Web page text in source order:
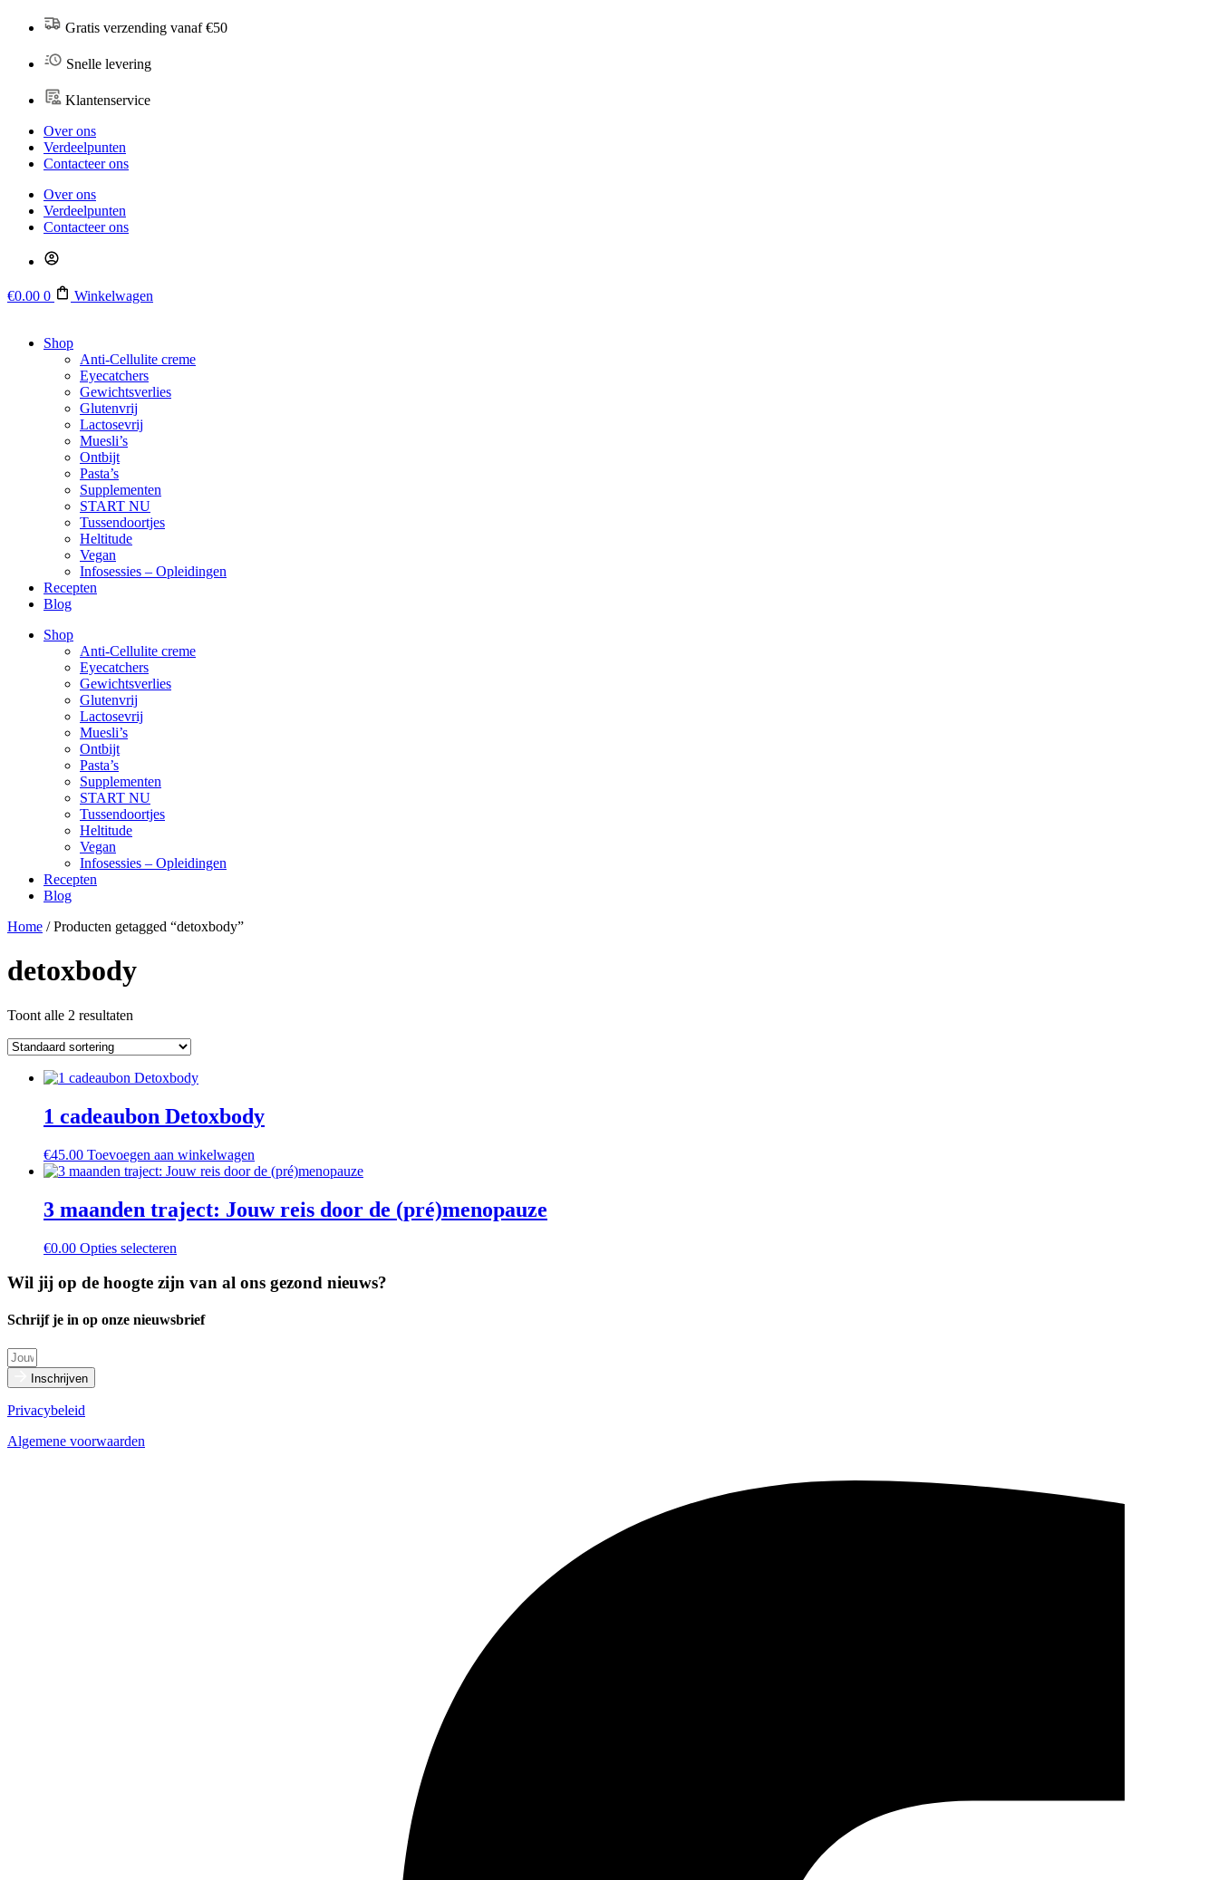
inhoud
Gratis verzending vanaf €50
Snelle levering
Klantenservice
Over ons
Verdeelpunten
Contacteer ons
Over ons
Verdeelpunten
Contacteer ons
€0.00 0 Winkelwagen
Shop
Anti-Cellulite creme
Eyecatchers
Gewichtsverlies
Glutenvrij
Lactosevrij
Muesli’s
Ontbijt
Pasta’s
Supplementen
START NU
Tussendoortjes
Heltitude
Vegan
Infosessies – Opleidingen
Recepten
Blog
Shop
Anti-Cellulite creme
Eyecatchers
Gewichtsverlies
Glutenvrij
Lactosevrij
Muesli’s
Ontbijt
Pasta’s
Supplementen
START NU
Tussendoortjes
Heltitude
Vegan
Infosessies – Opleidingen
Recepten
Blog
Home / Producten getagged “detoxbody”
detoxbody
Toont alle 2 resultaten
1 cadeaubon Detoxbody
€45.00 Toevoegen aan winkelwagen
3 maanden traject: Jouw reis door de (pré)menopauze
€0.00 Opties selecteren
heeft
variaties.
Deze
Wil jij op de hoogte zijn van al ons gezond nieuws?
Schrijf je in op onze nieuwsbrief
Inschrijven
Privacybeleid
Algemene voorwaarden